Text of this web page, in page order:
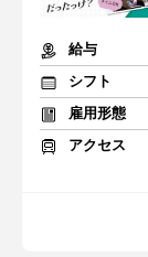
給与
シフト
雇用形態
アクセス